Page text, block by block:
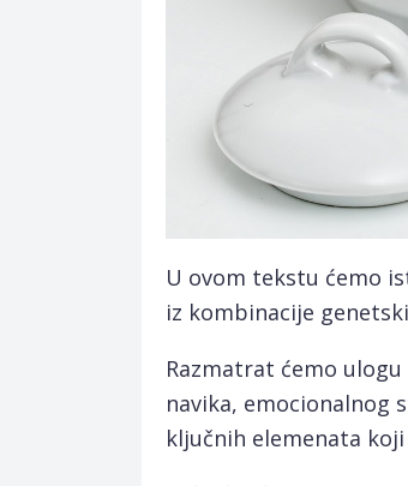
U ovom tekstu ćemo
iz kombinacije
Razmatrat ćemo
navika, emocionalnog
ključnih elemenata